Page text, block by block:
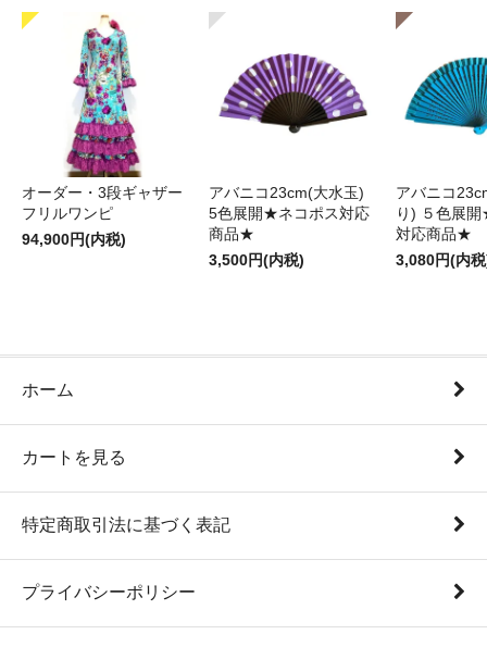
オーダー・3段ギャザー
フリルワンピ
94,900円(内税)
アバニコ23cm(大水玉)
5色展開★ネコポス対応
商品★
3,500円(内税)
アバニコ
り) ５色展
対応商品★
3,080円(内
ホーム
カートを見る
特定商取引法に基づく表記
プライバシーポリシー